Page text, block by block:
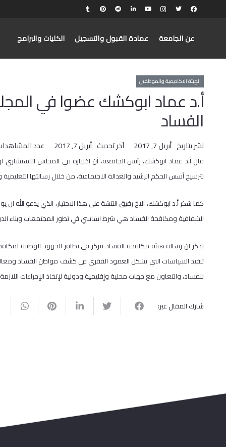
عن الجامعة عمادة القبول والتسجيل الكليات والبرامج
الهيئة الاكاديمية والموظفين
أ.د عماد ابوكشك عضوا في
الفساد
نشر بتاريخ أبريل 7, 2017 آخر تحديث أبريل 7, 2017 عدد
قال أ.د عماد ابوكشك، رئيس الجامعة، أن اختياره في المجلس
لترسيخ أسس الحكم الرشيد والعدالة الاجتماعية، من خلال رسالتها التعليمية
كما شكر أ.د ابوكشك، الاخ رفيق النتشة على هذا الاختيار، الذي يدعو
الشفافية ومكافحة الفساد هي شرط اساسي في تطور المجتمعات وبناء
يذكر ان رسالة هيئة مكافحة الفساد تتركز في تظافر الجهود الوطنية
تنفيذ السياسات التي تشكل العمود الفقري في كشف مواطن الفساد
للفساد، والتعاون مع جهات محلية وإقليمية ودولية لإتخاذ الإجراءات
شارك المقال عبر: